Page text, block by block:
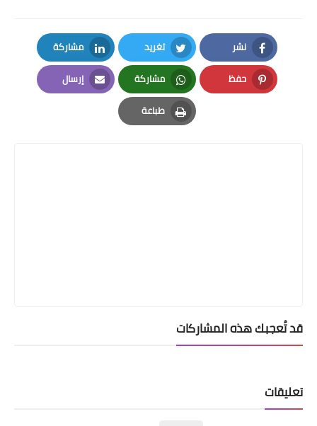
نشر
Facebook
تغريد
Twitter
مشاركة
LinkedIn
حفظ
Pinterest
مشاركة
Whatsapp
إرسال
Email
طباعة
Print
قد تُعجبك هذه المشاركات
تعليقات